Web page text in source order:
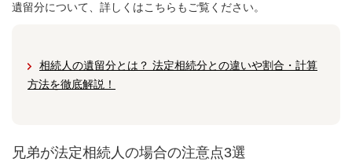
遺留分について、詳しくはこちらもご覧ください。
相続人の遺留分とは？ 法定相続分との違いや割合・計算
方法を徹底解説！
兄弟が法定相続人の場合の注意点3選